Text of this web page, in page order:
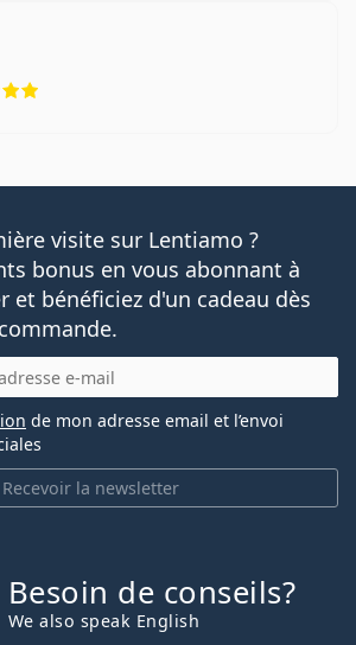
visite sur Lentiamo ?
bonus en vous abonnant à
et bénéficiez d'un cadeau dès
Recevoir la newsletter
de mon adresse email et l’envoi
Besoin de conseils?
We also speak English